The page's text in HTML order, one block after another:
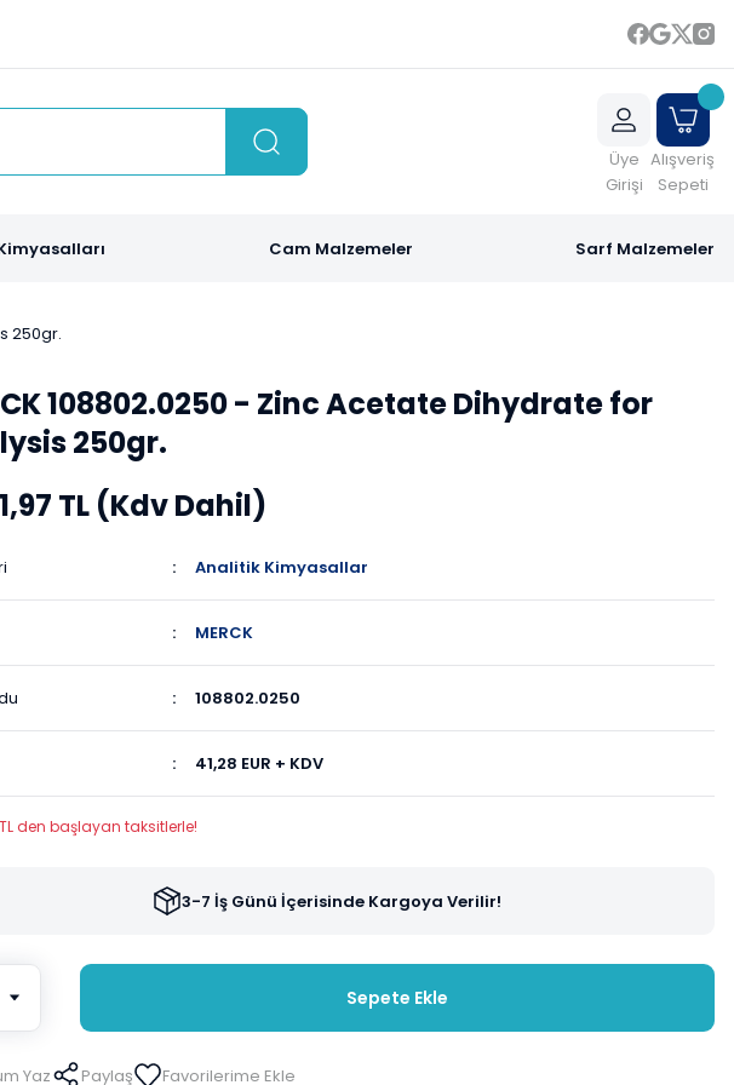
Üye
Girişi
Alışveriş
Sepeti
Cam Malzemeler Sarf Malzemeler
250gr.
108802.0250 - Zinc Acetate Dihydrate for
250gr.
TL (Kdv Dahil)
Analitik Kimyasallar
MERCK
108802.0250
41,28 EUR + KDV
den başlayan taksitlerle!
3-7 İş Günü İçerisinde Kargoya Verilir!
Sepete Ekle
Yaz Paylaş